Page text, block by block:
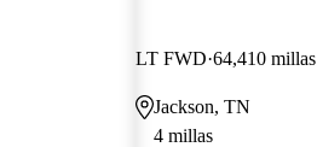
LT FWD 64,410 millas
Jackson, TN
4 millas